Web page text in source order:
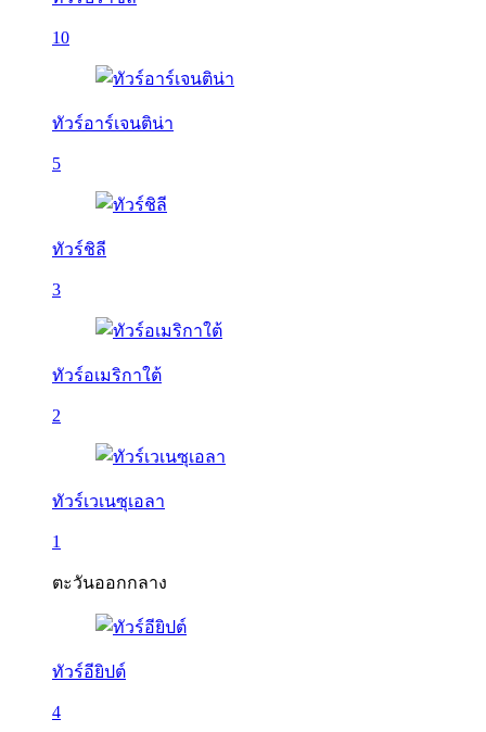
10
ทัวร์อาร์เจนติน่า
5
ทัวร์ชิลี
3
ทัวร์อเมริกาใต้
2
ทัวร์เวเนซุเอลา
1
ตะวันออกกลาง
ทัวร์อียิปต์
4